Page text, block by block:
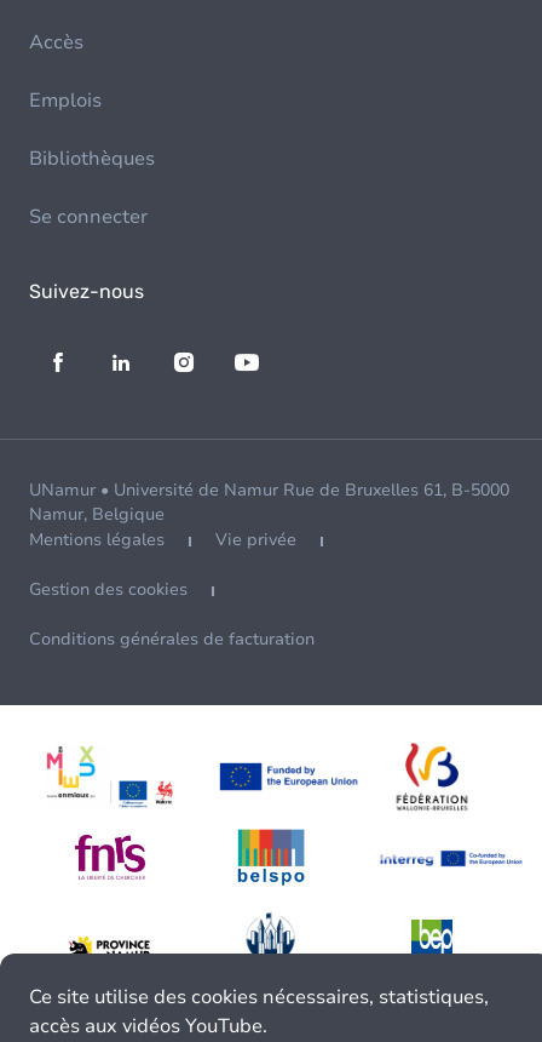
Accès
Emplois
Bibliothèques
Se connecter
Suivez-nous
UNamur • Université de Namur Rue de Bruxelles 61, B-5000
Namur, Belgique
Mentions légales
Vie privée
Gestion des cookies
Conditions générales de facturation
Ce site utilise des cookies nécessaires, statistiques,
accès aux vidéos YouTube.